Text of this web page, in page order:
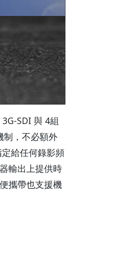
SDI 與 4組
制，不必額外
給任何錄影頻
輸出上提供時
攜帶也支援機